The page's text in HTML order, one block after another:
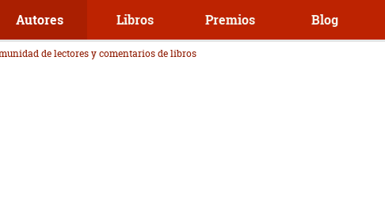
Autores Libros Premios Blog
de lectores y comentarios de libros